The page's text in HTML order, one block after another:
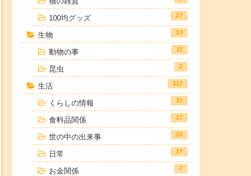
100均グッズ 27
生物 13
動物の事 11
昆虫 2
生活 112
くらしの情報 31
食料品関係 17
世の中の出来事 20
日常 17
お金関係 7